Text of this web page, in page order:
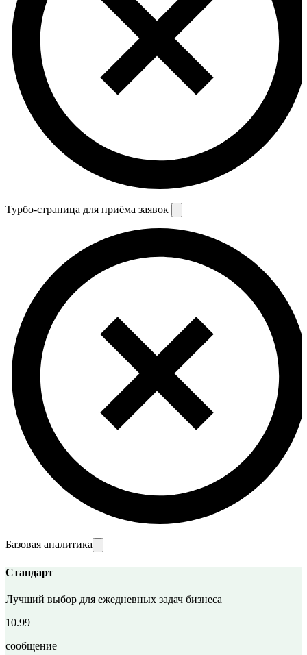
Турбо-страница для приёма заявок
Базовая аналитика
Стандарт
Лучший выбор для ежедневных задач бизнеса
10.99
сообщение